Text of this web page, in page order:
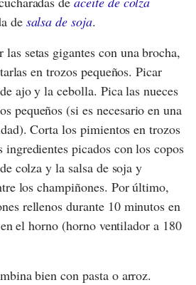
de salsa de soja.
setas gigantes con una brocha,
en trozos pequeños. Picar
ajo y la cebolla. Pica las nueces
pequeños (si es necesario en una
Corta los pimientos en trozos
picados con los copos
colza y la salsa de soja y
los champiñones. Por último,
rellenos durante 10 minutos en
el horno (horno ventilador a 180
bien con pasta o arroz.